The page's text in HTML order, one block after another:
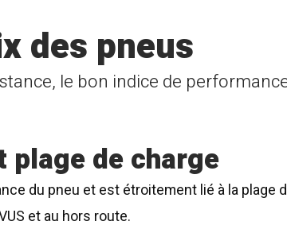
le bon indice de
des pneus
plage de charge
du pneu et est étroitement lié à la
et au hors route.